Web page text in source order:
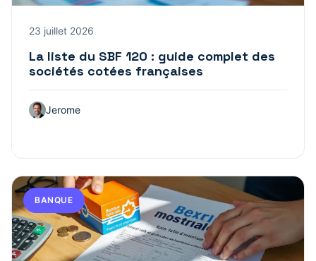
23 juillet 2026
La liste du SBF 120 : guide complet des
sociétés cotées françaises
Jerome
BANQUE